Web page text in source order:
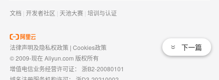
下一篇
文档 | 开发者社区 | 天池大赛 | 培训与认证
法律声明及隐私权政策 | Cookies政策
© 2009-现在 Aliyun.com 版权所有
增值电信业务经营许可证： 浙B2-20080101